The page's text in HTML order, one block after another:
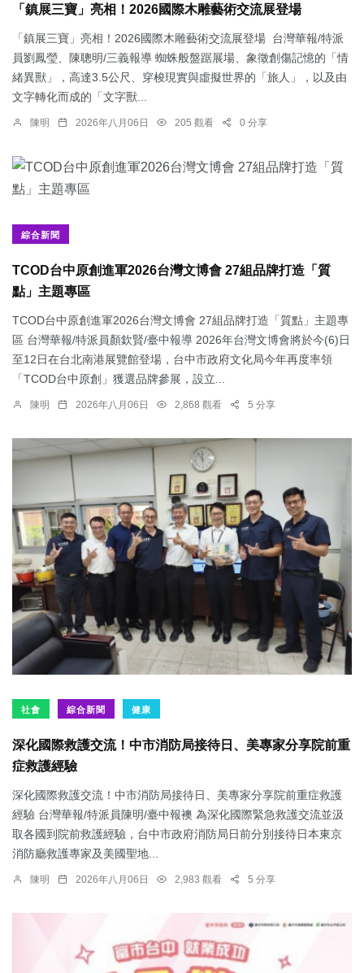
「鎮展三寶」亮相！2026國際木雕藝術交流展登場
「鎮展三寶」亮相！2026國際木雕藝術交流展登場 台灣華報/特派
員劉鳳瑩、陳聰明/三義報導 蜘蛛般盤踞展場、象徵創傷記憶的「情
緒異獸」，高達3.5公尺、穿梭現實與虛擬世界的「旅人」，以及由
文字轉化而成的「文字獸...
陳明 2026年八月06日 205 觀看 0 分享
綜合新聞
TCOD台中原創進軍2026台灣文博會 27組品牌打造「質
點」主題專區
TCOD台中原創進軍2026台灣文博會 27組品牌打造「質點」主題專
區 台灣華報/特派員顏欽賢/臺中報導 2026年台灣文博會將於今(6)日
至12日在台北南港展覽館登場，台中市政府文化局今年再度率領
「TCOD台中原創」獲選品牌參展，設立...
陳明 2026年八月06日 2,868 觀看 5 分享
社會 綜合新聞 健康
深化國際救護交流！中市消防局接待日、美專家分享院前重
症救護經驗
深化國際救護交流！中市消防局接待日、美專家分享院前重症救護
經驗 台灣華報/特派員陳明/臺中報襖 為深化國際緊急救護交流並汲
取各國到院前救護經驗，台中市政府消防局日前分別接待日本東京
消防廳救護專家及美國聖地...
陳明 2026年八月06日 2,983 觀看 5 分享